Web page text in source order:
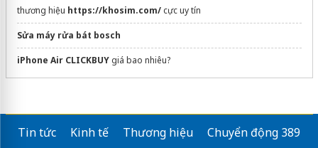
thương hiệu https://khosim.com/cực uy tín
Sửa máy rửa bát bosch
iPhone Air CLICKBUYgiá bao nhiêu?
Tin tức Kinh tế Thương hiệu
Chuyển động 389